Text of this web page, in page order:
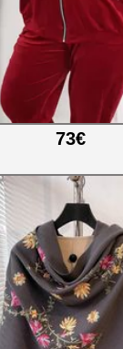
73€